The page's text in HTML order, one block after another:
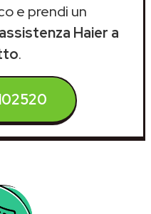
e prendi un
Haier a
.